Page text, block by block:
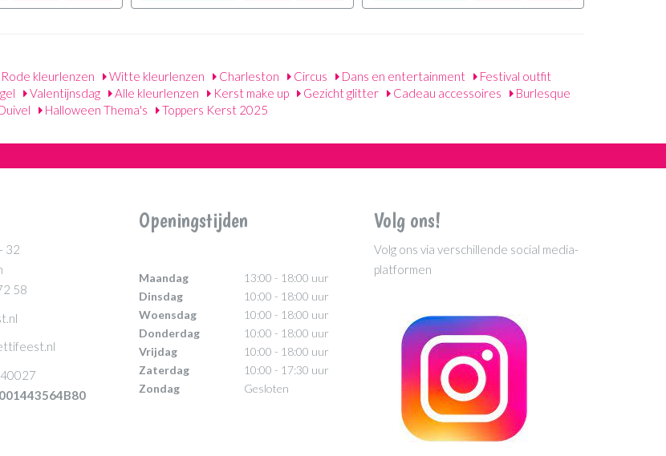
Rode kleurlenzen Witte kleurlenzen Charleston Circus Dans en entertainment
Festival outfit
Valentijnsdag Alle kleurlenzen Kerst make up Gezicht glitter Cadeau accessoires
Burlesque
Halloween Thema's Toppers Kerst 2025
32
58
Openingstijden
Maandag
13:00 - 18:00 uur
Dinsdag
10:00 - 18:00 uur
Woensdag
10:00 - 18:00 uur
Donderdag
10:00 - 18:00 uur
Vrijdag
10:00 - 18:00 uur
Zaterdag
10:00 - 17:30 uur
Zondag
Gesloten
Volg ons!
Volg ons via verschillende social media-
platformen